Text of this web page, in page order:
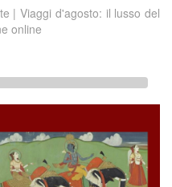
| Viaggi d'agosto: il lusso del
online